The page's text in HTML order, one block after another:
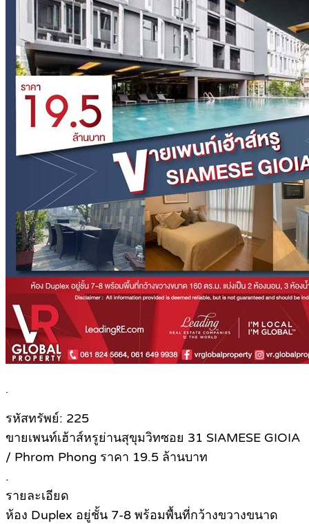
.
รหัสทรัพย์: 225
ขายเพนท์เฮ้าส์หรูย่านสุขุมวิทซอย 31 SIAMESE GIOIA
/ Phrom Phong ราคา 19.5 ล้านบาท
.
รายละเอียด
ห้อง Duplex อยู่ชั้น 7-8 พร้อมพื้นที่กว้างขวางขนาด